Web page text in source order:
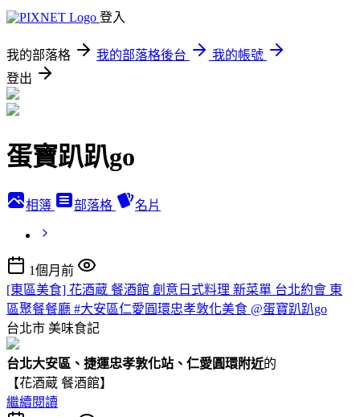
登入
我的部落格 我的部落格後台
我的帳號
登出
蛋寶趴趴go
相簿 部落格 名片
1個月前
[東區美食] 花酒蔵 餐酒館 創意日式料理 新菜單 台北約會 東
區聚餐餐廳 #大安區仁愛圓環忠孝敦化美食 @蛋寶趴趴go
台北市 美味食記
台北大安區、捷運忠孝敦化站、仁愛圓環附近的
【花酒蔵 餐酒館】
繼續閱讀